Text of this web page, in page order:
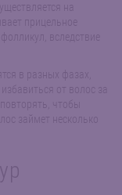
на
прицельное
вследствие
в разных фазах,
от волос за
чтобы
займет несколько